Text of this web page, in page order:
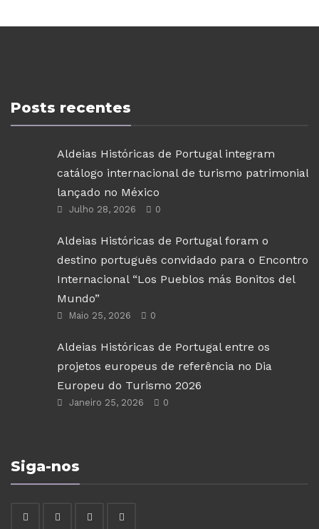
Posts recentes
Aldeias Históricas de Portugal integram
catálogo internacional de turismo patrimonial
lançado no México
Julho 28, 2026 0
Aldeias Históricas de Portugal foram o
destino português convidado para o Encontro
Internacional “Los Pueblos más Bonitos del
Mundo”
Maio 25, 2026 0
Aldeias Históricas de Portugal entre os
projetos europeus de referência no Dia
Europeu do Turismo 2026
Janeiro 25, 2026 0
Siga-nos